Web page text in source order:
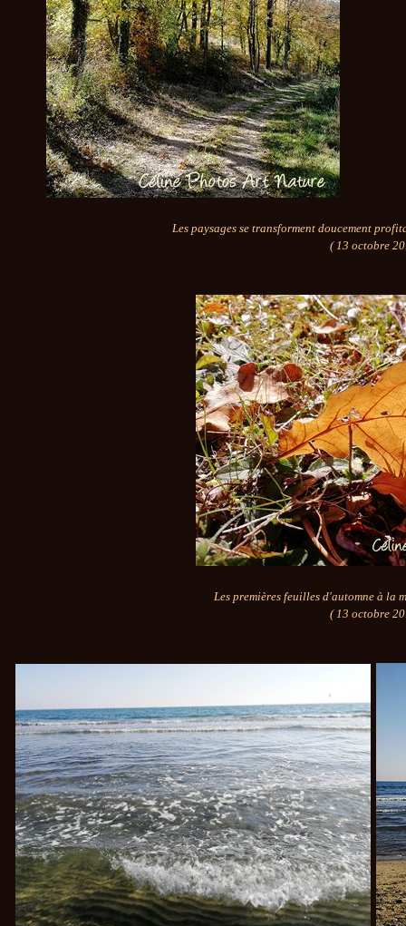
Les paysages se transforment doucement
( 13 octobre
Les premières feuilles d'automne à la
( 13 octobre